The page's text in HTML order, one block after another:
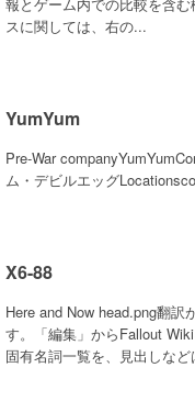
スに関しては、右の...
YumYum
Pre-War
ム・デビルエッグ
X6-88
Here and Now head.png翻訳
す。「編集」からFallout
固有名詞一覧を、見出しな